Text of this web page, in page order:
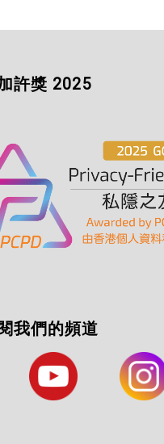
許獎 2025
我們的頻道